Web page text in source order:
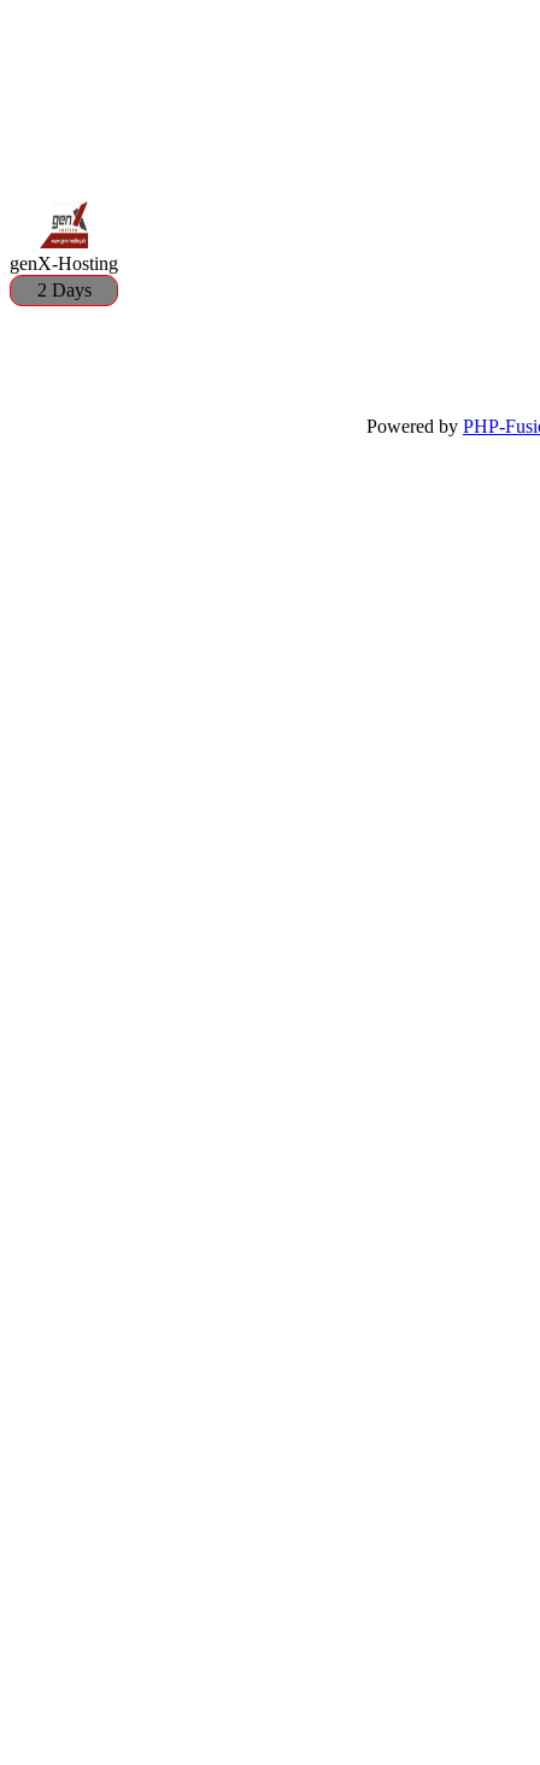
genX-Hosting
2 Days
Powered by PHP-